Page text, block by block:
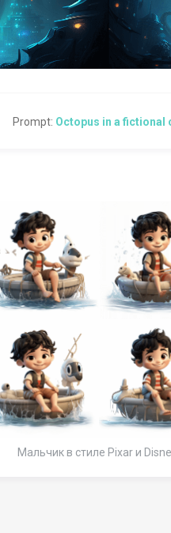
Prompt: Octopus in a fictional
Мальчик в стиле Pixar и